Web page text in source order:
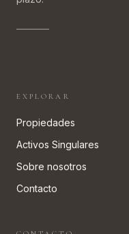
EXPLORAR
Propiedades
Activos Singulares
Sobre nosotros
Contacto